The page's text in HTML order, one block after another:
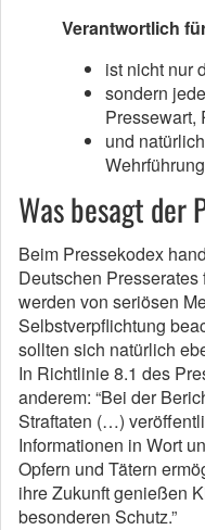
Verantwortlich
ist nicht nur
sondern
Pressewart,
und
Was besagt der
Beim Pressekodex
Deutschen
werden von seriösen
Selbstverpflichtung
sollten sich natürlich
In Richtlinie 8.1 des
anderem: “Bei der
Straftaten (…)
Informationen in Wort
Opfern und Tätern
ihre Zukunft genießen
besonderen Schutz.”